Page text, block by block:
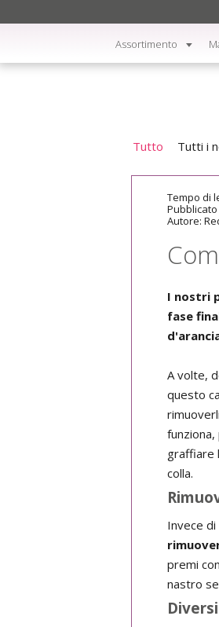
Assortimento
Tutto Tutti i
Tempo di
Pubblicato
Autore:
I nostri
fase
A volte,
questo
graffiare
colla.
Invece
premi
nastro